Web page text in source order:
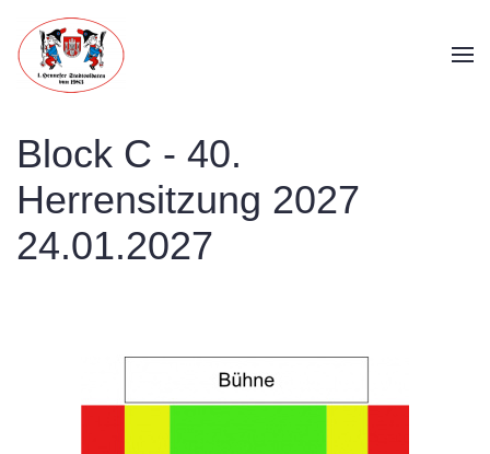
Skip to main content
Block C - 40.
Herrensitzung 2027
24.01.2027